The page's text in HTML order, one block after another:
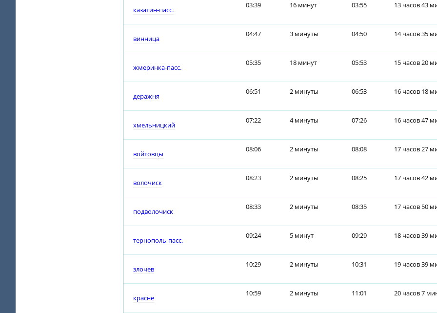
казатин-пасс.
03:39 16 минут 03:55 13 часов 43
винница
04:47 3 минуты 04:50 14 часов 35
жмеринка-пасс.
05:35 18 минут 05:53 15 часов 20
деражня
06:51 2 минуты 06:53 16 часов 18
хмельницкий
07:22 4 минуты 07:26 16 часов 47
войтовцы
08:06 2 минуты 08:08 17 часов 27
волочиск
08:23 2 минуты 08:25 17 часов 42
подволочиск
08:33 2 минуты 08:35 17 часов 50
тернополь-пасс.
09:24 5 минут 09:29 18 часов 39
злочев
10:29 2 минуты 10:31 19 часов 39
красне
10:59 2 минуты 11:01 20 часов 7